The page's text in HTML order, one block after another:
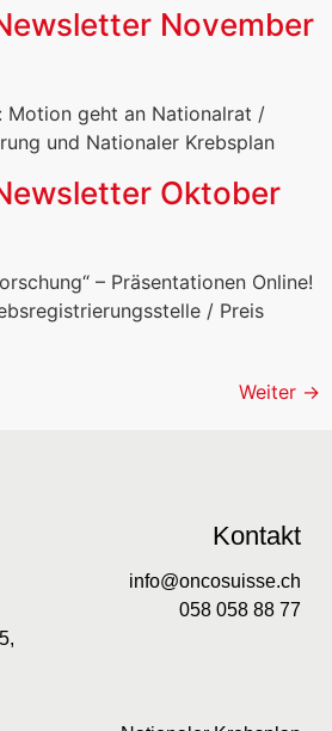
November
Motion geht an Nationalrat /
und Nationaler Krebsplan
Oktober
– Präsentationen Online!
/ Preis
Weiter →
Kontakt
info@oncosuisse.ch
058 058 88 77